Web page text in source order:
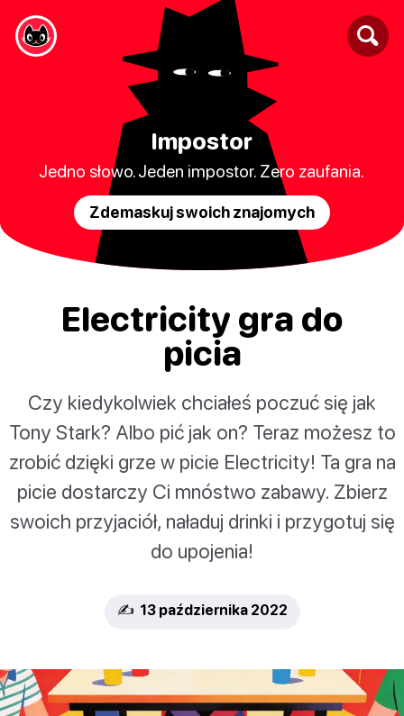
Impostor
Jedno słowo. Jeden impostor. Zero zaufania.
Zdemaskuj swoich znajomych
Electricity gra do
picia
Czy kiedykolwiek chciałeś poczuć się jak
Tony Stark? Albo pić jak on? Teraz możesz to
zrobić dzięki grze w picie Electricity! Ta gra na
picie dostarczy Ci mnóstwo zabawy. Zbierz
swoich przyjaciół, naładuj drinki i przygotuj się
do upojenia!
✍️ 13 października 2022